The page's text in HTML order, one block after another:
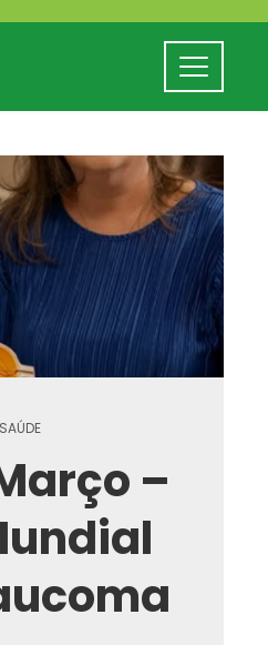
SAÚDE
–